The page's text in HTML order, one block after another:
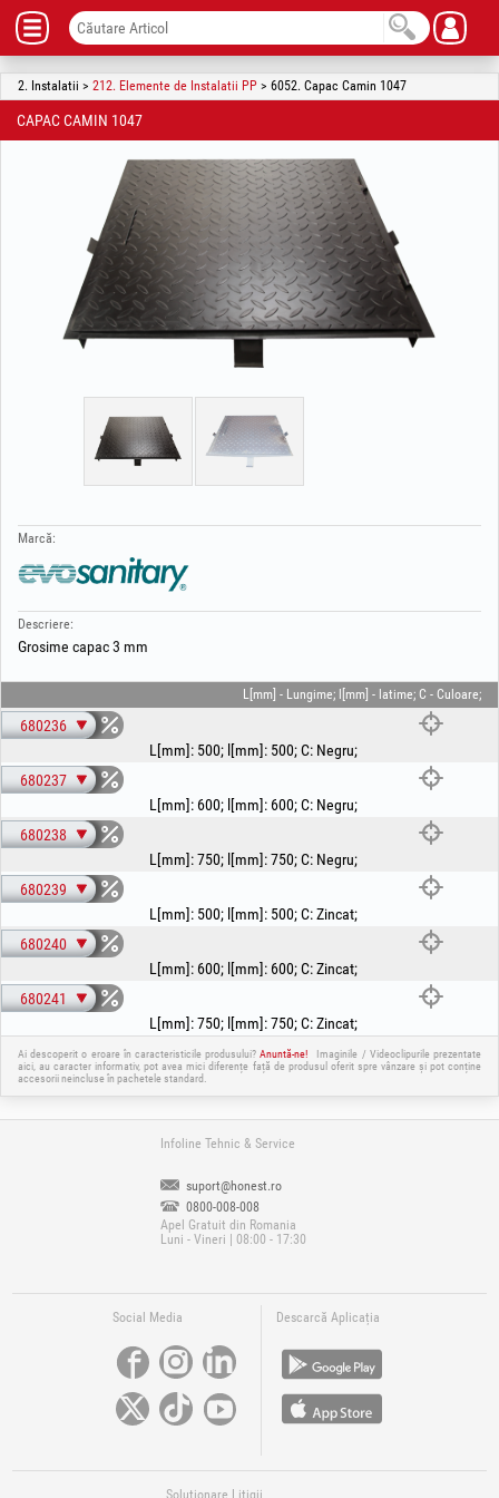
2. Instalatii > 212. Elemente de Instalatii PP > 6052. Capac Camin 1047
CAPAC CAMIN 1047
Marcă:
Descriere:
Grosime capac 3 mm
L[mm] - Lungime; l[mm] - latime; C - Culoare;
680236
L[mm]: 500; l[mm]: 500;C: Negru;
680237
L[mm]: 600; l[mm]: 600;C: Negru;
680238
L[mm]:750; l[mm]:750;C: Negru;
680239
L[mm]: 500; l[mm]: 500;C:Zincat;
680240
L[mm]: 600; l[mm]: 600;C:Zincat;
680241
L[mm]:750; l[mm]:750;C:Zincat;
Ai descoperit o eroare în caracteristicile produsului?Anuntă-ne!
Imaginile / Videoclipurile prezentate
aici, au caracter informativ, pot avea mici diferențe față de produsul oferit spre vânzare și pot conține
accesorii neincluse în pachetele standard.
Infoline Tehnic & Service
suport@honest.ro
0800-008-008
Apel Gratuit din Romania
Luni - Vineri | 08:00 - 17:30
Social Media Descarcă Aplicația
Soluționare Litigii